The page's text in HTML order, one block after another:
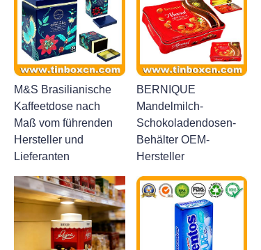
M&S Brasilianische
Kaffeetdose nach
Maß vom führenden
Hersteller und
Lieferanten
BERNIQUE
Mandelmilch-
Schokoladendosen-
Behälter OEM-
Hersteller